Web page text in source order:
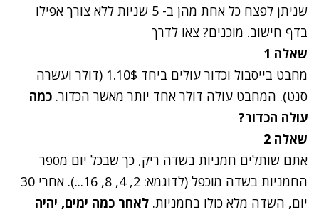
שניתן לפצח כל אחת מהן ב- 5 שניות ללא צורך אפילו
בדף חישוב. מוכנים? צאו לדרך
שאלה 1
מחבט בייסבול וכדור עולים ביחד 1.10$ (דולר ועשרה
סנט). המחבט עולה דולר אחד יותר מאשר הכדור. כמה
עולה הכדור?
שאלה 2
אתם שותלים חמניות בשדה ריק, כך שבכל יום מספר
החמניות בשדה מוכפל (לדוגמא: 2, 4, 8, 16...). אחרי 30
יום, השדה מלא כולו בחמניות. לאחר כמה ימים, יהיה